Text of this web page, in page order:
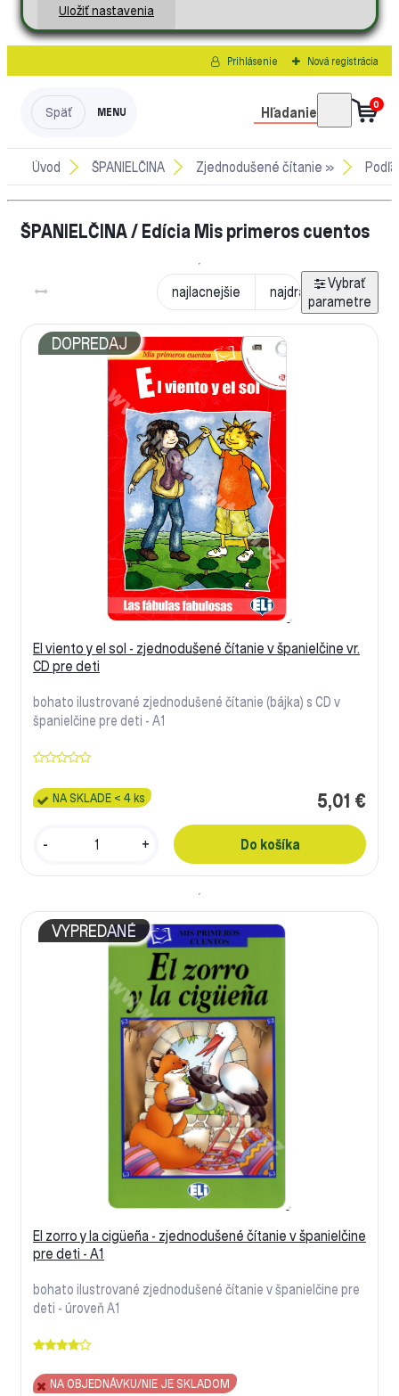
Uložiť nastavenia
Prihlásenie Nová registrácia
Hľadanie
0
Úvod ŠPANIELČINA Zjednodušené čítanie »
ŠPANIELČINA / Edícia Mis primeros cuentos
najlacnejšie najdrahšie
El viento y el sol - zjednodušené čítanie v španielčine vr.
CD pre deti
bohato ilustrované zjednodušené čítanie (bájka) s CD v
španielčine pre deti - A1
5,01 €
NA SKLADE < 4 ks
- +
DOPREDAJ
El zorro y la cigüeña - zjednodušené čítanie v španielčine
pre deti - A1
bohato ilustrované zjednodušené čítanie v španielčine pre
deti - úroveň A1
NA OBJEDNÁVKU/NIE JE SKLADOM
VYPREDANÉ